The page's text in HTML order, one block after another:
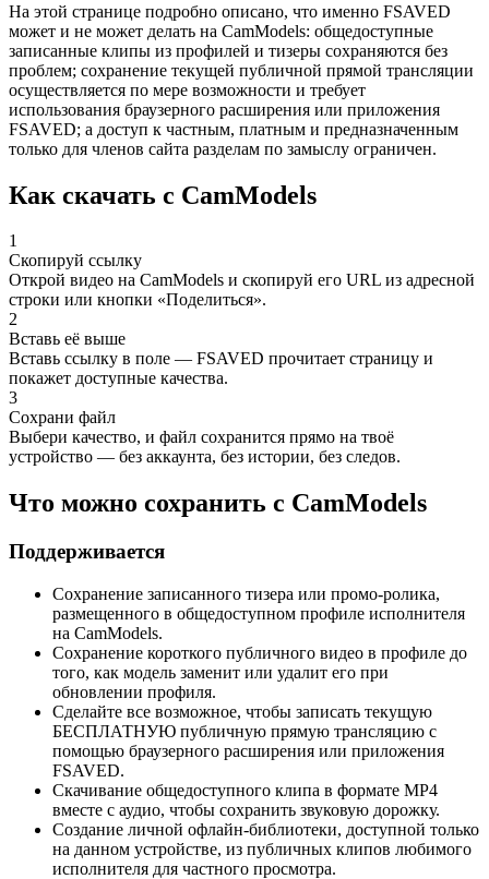
На этой странице подробно описано, что именно FSAVED
может и не может делать на CamModels: общедоступные
записанные клипы из профилей и тизеры сохраняются без
проблем; сохранение текущей публичной прямой трансляции
осуществляется по мере возможности и требует
использования браузерного расширения или приложения
FSAVED; а доступ к частным, платным и предназначенным
только для членов сайта разделам по замыслу ограничен.
Как скачать с CamModels
1
Скопируй ссылку
Открой видео на CamModels и скопируй его URL из адресной
строки или кнопки «Поделиться».
2
Вставь её выше
Вставь ссылку в поле — FSAVED прочитает страницу и
покажет доступные качества.
3
Сохрани файл
Выбери качество, и файл сохранится прямо на твоё
устройство — без аккаунта, без истории, без следов.
Что можно сохранить с CamModels
Поддерживается
Сохранение записанного тизера или промо-ролика,
размещенного в общедоступном профиле исполнителя
на CamModels.
Сохранение короткого публичного видео в профиле до
того, как модель заменит или удалит его при
обновлении профиля.
Сделайте все возможное, чтобы записать текущую
БЕСПЛАТНУЮ публичную прямую трансляцию с
помощью браузерного расширения или приложения
FSAVED.
Скачивание общедоступного клипа в формате MP4
вместе с аудио, чтобы сохранить звуковую дорожку.
Создание личной офлайн-библиотеки, доступной только
на данном устройстве, из публичных клипов любимого
исполнителя для частного просмотра.